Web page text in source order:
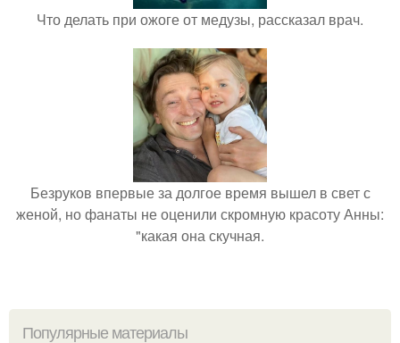
Что делать при ожоге от медузы, рассказал врач.
Безруков впервые за долгое время вышел в свет с
женой, но фанаты не оценили скромную красоту Анны:
"какая она скучная.
Популярные материалы